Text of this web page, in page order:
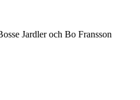
Jardler och Bo Fransson